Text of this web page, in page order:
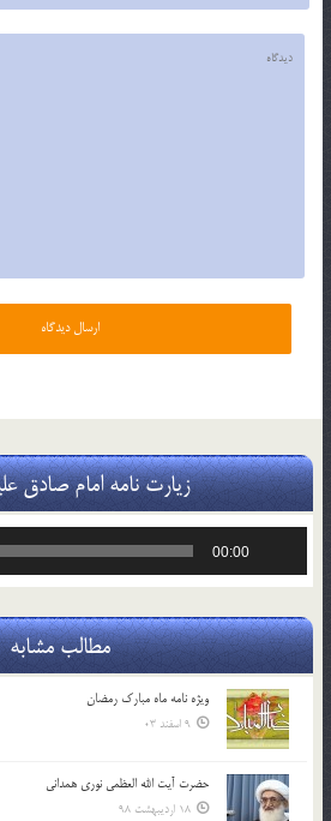
زیارت نامه امام صادق
00:00
مطالب مشابه
ویژه نامه ماه مبارک رمضان
9 اسفند 03
حضرت آیت الله العظمی نوری همدانی
18 اردیبهشت 98